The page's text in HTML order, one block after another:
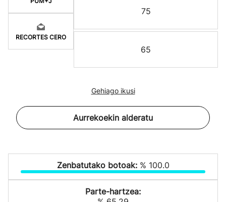
RECORTES CERO
75
65
Gehiago ikusi
Aurrekoekin alderatu
Zenbatutako botoak: % 100.0
Parte-hartzea: